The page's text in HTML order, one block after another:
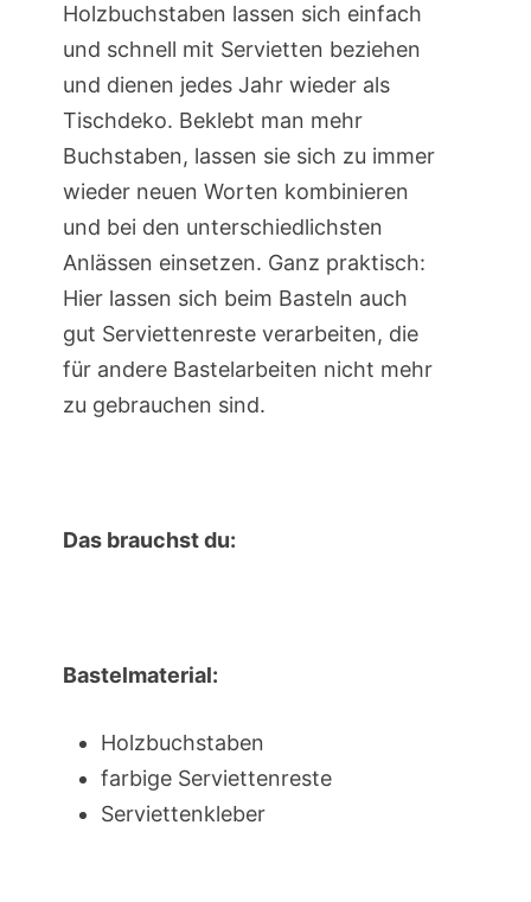
Holzbuchstaben lassen sich einfach
und schnell mit Servietten beziehen
und dienen jedes Jahr wieder als
Tischdeko. Beklebt man mehr
Buchstaben, lassen sie sich zu immer
wieder neuen Worten kombinieren
und bei den unterschiedlichsten
Anlässen einsetzen. Ganz praktisch:
Hier lassen sich beim Basteln auch
gut Serviettenreste verarbeiten, die
für andere Bastelarbeiten nicht mehr
zu gebrauchen sind.
Das brauchst du:
Bastelmaterial:
Holzbuchstaben
farbige Serviettenreste
Serviettenkleber